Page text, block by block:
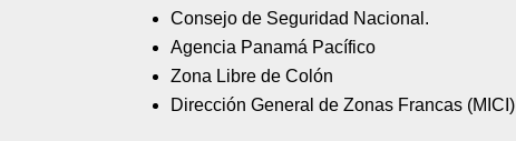
Consejo de Seguridad Nacional.
Agencia Panamá Pacífico
Zona Libre de Colón
Dirección General de Zonas Francas (MICI)